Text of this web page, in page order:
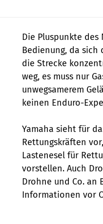
Die Pluspunkte
Bedienung, da sich
die Strecke
weg, es muss nur
unwegsamerem
keinen Enduro-
Yamaha sieht für
Rettungskräften
Lastenesel für
vorstellen. Auch
Drohne und Co. an
Informationen vor